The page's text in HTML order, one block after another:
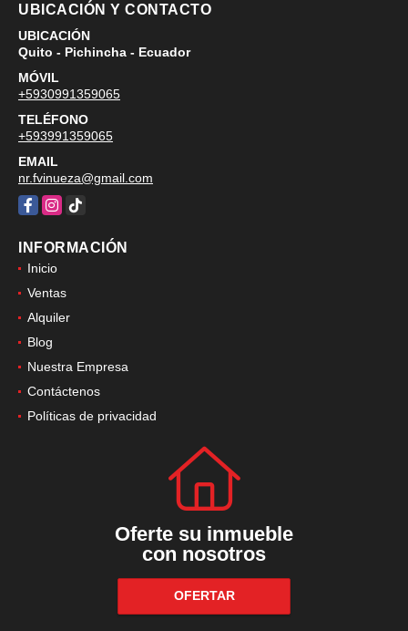
UBICACIÓN Y CONTACTO
UBICACIÓN
Quito - Pichincha - Ecuador
MÓVIL
+5930991359065
TELÉFONO
+593991359065
EMAIL
nr.fvinueza@gmail.com
Facebook
Instagram
TikTok
INFORMACIÓN
Inicio
Ventas
Alquiler
Blog
Nuestra Empresa
Contáctenos
Políticas de privacidad
Oferte su inmueble
con nosotros
OFERTAR